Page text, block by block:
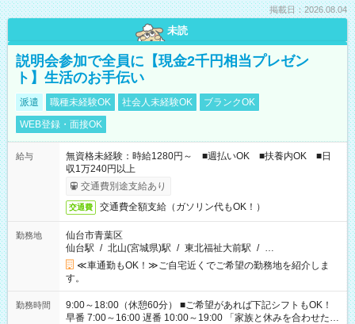
掲載日：2026.08.04
未読
説明会参加で全員に【現金2千円相当プレゼン
ト】生活のお手伝い
派遣 職種未経験OK 社会人未経験OK
ブランクOK
WEB登録・面接OK
給与
無資格未経験：時給1280円～ ■週払いOK ■扶養内OK ■日
収1万240円以上
交通費別途支給あり
交通費 交通費全額支給（ガソリン代もOK！）
勤務地
仙台市青葉区
仙台駅 / 北山(宮城県)駅 / 東北福祉大前駅 / …
≪車通勤もOK！≫ご自宅近くでご希望の勤務地を紹介しま
す。
勤務時間
9:00～18:00（休憩60分） ■ご希望があれば下記シフトもOK！
早番 7:00～16:00 遅番 10:00～19:00 「家族と休みを合わせた